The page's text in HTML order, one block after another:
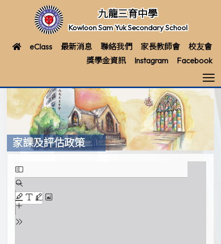
九龍三育中學
Kowloon Sam Yuk Secondary School
eClass 最新消息 聯絡我們 家長教師會
校友會
獎學金資訊
Instagram Facebook
家課及評估政策